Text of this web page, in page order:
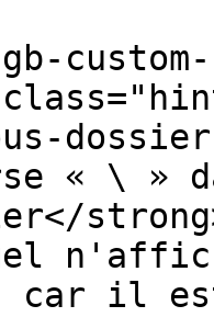
« \ »
car il